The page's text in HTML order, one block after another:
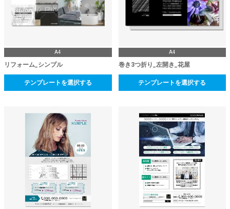
A4
リフォーム_シンプル
テンプレートを選択する
A4
巻き3つ折り_左開き_花屋
テンプレートを選択する